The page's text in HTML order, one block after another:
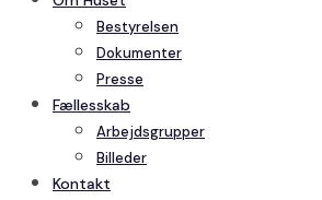
Bestyrelsen
Dokumenter
Presse
Fællesskab
Arbejdsgrupper
Billeder
Kontakt